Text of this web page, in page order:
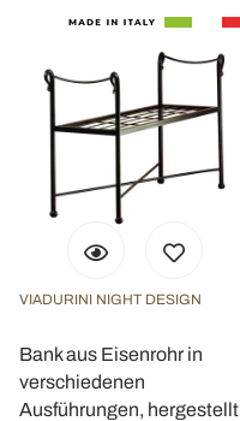
VIADURINI NIGHT DESIGN
Bank aus Eisenrohr in
verschiedenen
Ausführungen, hergestellt